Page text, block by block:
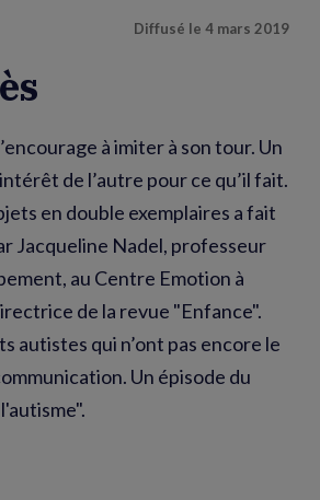
Diffusé le 4 mars 2019
à imiter à son tour. Un
de l’autre pour ce qu’il fait.
en double exemplaires a fait
Jacqueline Nadel, professeur
au Centre Emotion à
de la revue "Enfance".
autistes qui n’ont pas encore le
Un épisode du